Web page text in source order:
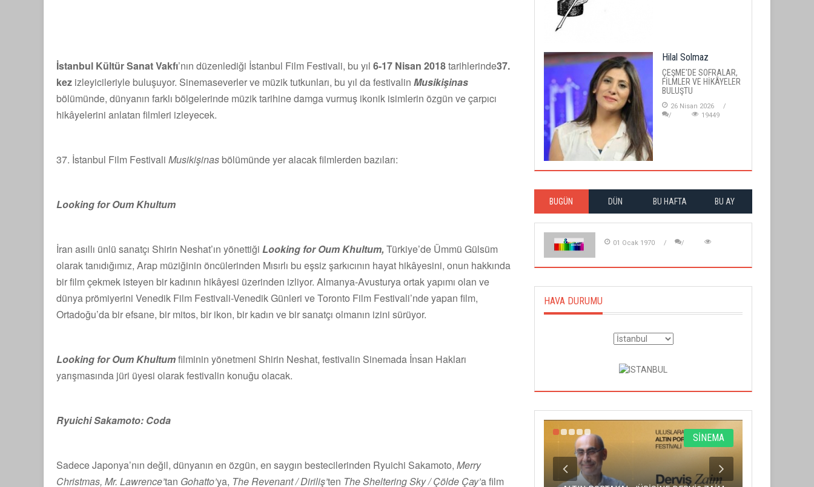
İstanbul Kültür Sanat Vakfı’nın düzenlediği İstanbul Film Festivali, bu yıl 6-17 Nisan 2018tarihlerinde37.
kezizleyicileriyle buluşuyor. Sinemaseverler ve müzik tutkunları, bu yıl da festivalin Musikişinas
bölümünde, dünyanın farklı bölgelerinde müzik tarihine damga vurmuş ikonik isimlerin özgün ve çarpıcı
hikâyelerini anlatan filmleri izleyecek.
37. İstanbul Film Festivali Musikişinasbölümünde yer alacak filmlerden bazıları:
Looking for Oum Khultum
İran asıllı ünlü sanatçı Shirin Neshat’ın yönettiği Looking for Oum Khultum, Türkiye’de Ümmü Gülsüm
olarak tanıdığımız, Arap müziğinin öncülerinden Mısırlı bu eşsiz şarkıcının hayat hikâyesini, onun hakkında
bir film çekmek isteyen bir kadının hikâyesi üzerinden izliyor. Almanya-Avusturya ortak yapımı olan ve
dünya prömiyerini Venedik Film Festivali-Venedik Günleri ve Toronto Film Festivali’nde yapan film,
Ortadoğu’da bir efsane, bir mitos, bir ikon, bir kadın ve bir sanatçı olmanın izini sürüyor.
Looking for Oum Khultumfilminin yönetmeni Shirin Neshat, festivalin Sinemada İnsan Hakları
yarışmasında jüri üyesi olarak festivalin konuğu olacak.
Ryuichi Sakamoto: Coda
Sadece Japonya’nın değil, dünyanın en özgün, en saygın bestecilerinden Ryuichi Sakamoto, Merry
Christmas, Mr. Lawrence’tan Gohatto’ya, The Revenant / Diriliş’ten The Sheltering Sky / Çölde Çay’a film
Hilal Solmaz
ÇEŞME'DE SOFRALAR,
FİLMLER VE HİKÂYELER
BULUŞTU
26 Nisan 2026
19449
BUGÜN DÜN BU HAFTA BU AY
01 Ocak 1970
HAVA DURUMU
SİNEMA